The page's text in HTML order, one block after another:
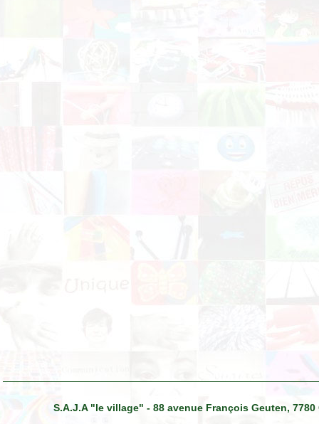
S.A.J.A "le village" - 88 avenue François Geuten,